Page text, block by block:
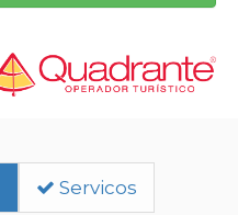
Servicos